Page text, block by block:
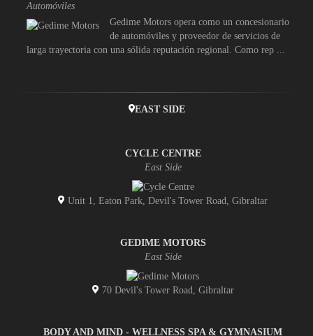
Automóviles
Gedime Motors opera como un concesionario
de automóviles y proveedor de servicios de
larga trayectoria con una sólida reputación regional. Como rep ...
EAST SIDE
CYCLE CENTRE
East Side
Unit 1, Eaton Park, Devil's Tower Road, Gibraltar
GEDIME MOTORS
East Side
70 Devil's Tower Road, Gibraltar
BODY AND MIND - WELLNESS SPA & GYMNASIUM